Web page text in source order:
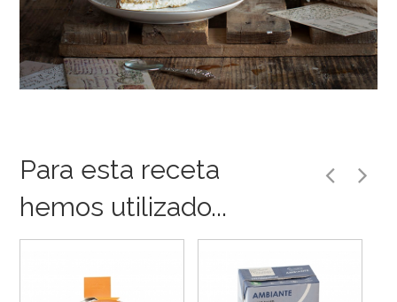
Para esta receta
hemos utilizado...